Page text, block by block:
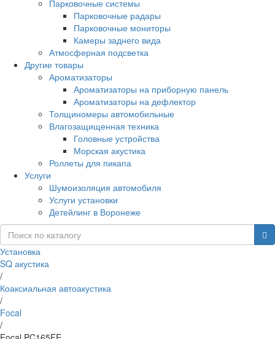
Парковочные системы
Парковочные радары
Парковочные мониторы
Камеры заднего вида
Атмосферная подсветка
Другие товары
Ароматизаторы
Ароматизаторы на приборную панель
Ароматизаторы на дефлектор
Толщиномеры автомобильные
Влагозащищенная техника
Головные устройства
Морская акустика
Роллеты для пикапа
Услуги
Шумоизоляция автомобиля
Услуги установки
Детейлинг в Воронеже
Установка
SQ акустика
/
Коаксиальная автоакустика
/
Focal
/